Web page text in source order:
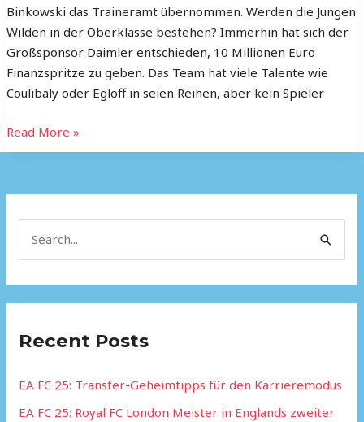
Binkowski das Traineramt übernommen. Werden die Jungen
Wilden in der Oberklasse bestehen? Immerhin hat sich der
Großsponsor Daimler entschieden, 10 Millionen Euro
Finanzspritze zu geben. Das Team hat viele Talente wie
Coulibaly oder Egloff in seien Reihen, aber kein Spieler
Read More »
c
f
o
Recent Posts
EA FC 25: Transfer-Geheimtipps für den Karrieremodus
EA FC 25: Royal FC London Meister in Englands zweiter